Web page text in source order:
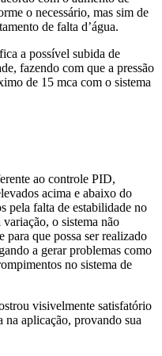
o necessário, mas sim de
de falta d’água.
a possível subida de
fazendo com que a pressão
de 15 mca com o sistema
ao controle PID,
acima e abaixo do
pela falta de estabilidade no
o sistema não
para que possa ser realizado
a gerar problemas como
no sistema de
visivelmente satisfatório
na aplicação, provando sua